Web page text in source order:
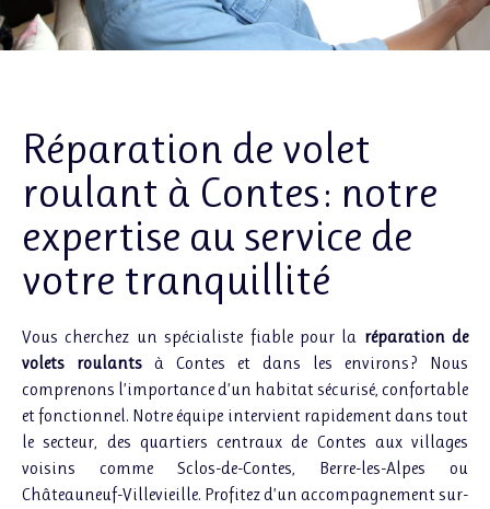
Réparation de volet
roulant à Contes : notre
expertise au service de
votre tranquillité
Vous cherchez un spécialiste fiable pour la réparation de
volets roulants à Contes et dans les environs ? Nous
comprenons l’importance d’un habitat sécurisé, confortable
et fonctionnel. Notre équipe intervient rapidement dans tout
le secteur, des quartiers centraux de Contes aux villages
voisins comme Sclos-de-Contes, Berre-les-Alpes ou
Châteauneuf-Villevieille. Profitez d’un accompagnement sur-